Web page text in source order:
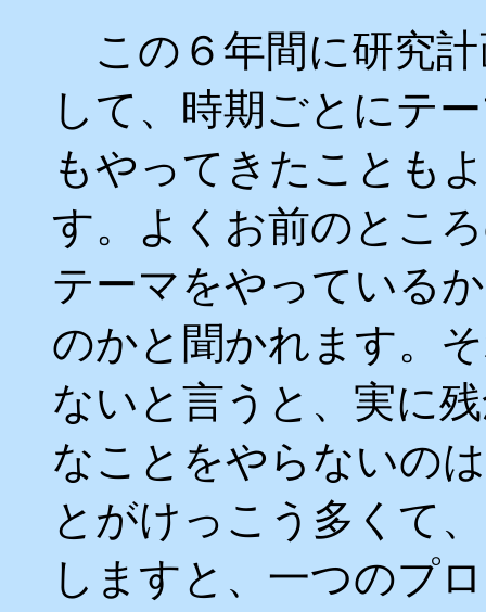
この６年間に研究
して、時期ごとにテ
もやってきたことも
す。よくお前のとこ
テーマをやっている
のかと聞かれます。
ないと言うと、実に
なことをやらないの
とがけっこう多くて
しますと、一つのプ